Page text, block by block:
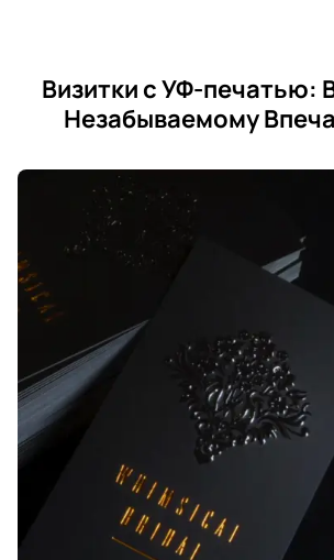
Визитки с УФ-печатью:
Незабываемому